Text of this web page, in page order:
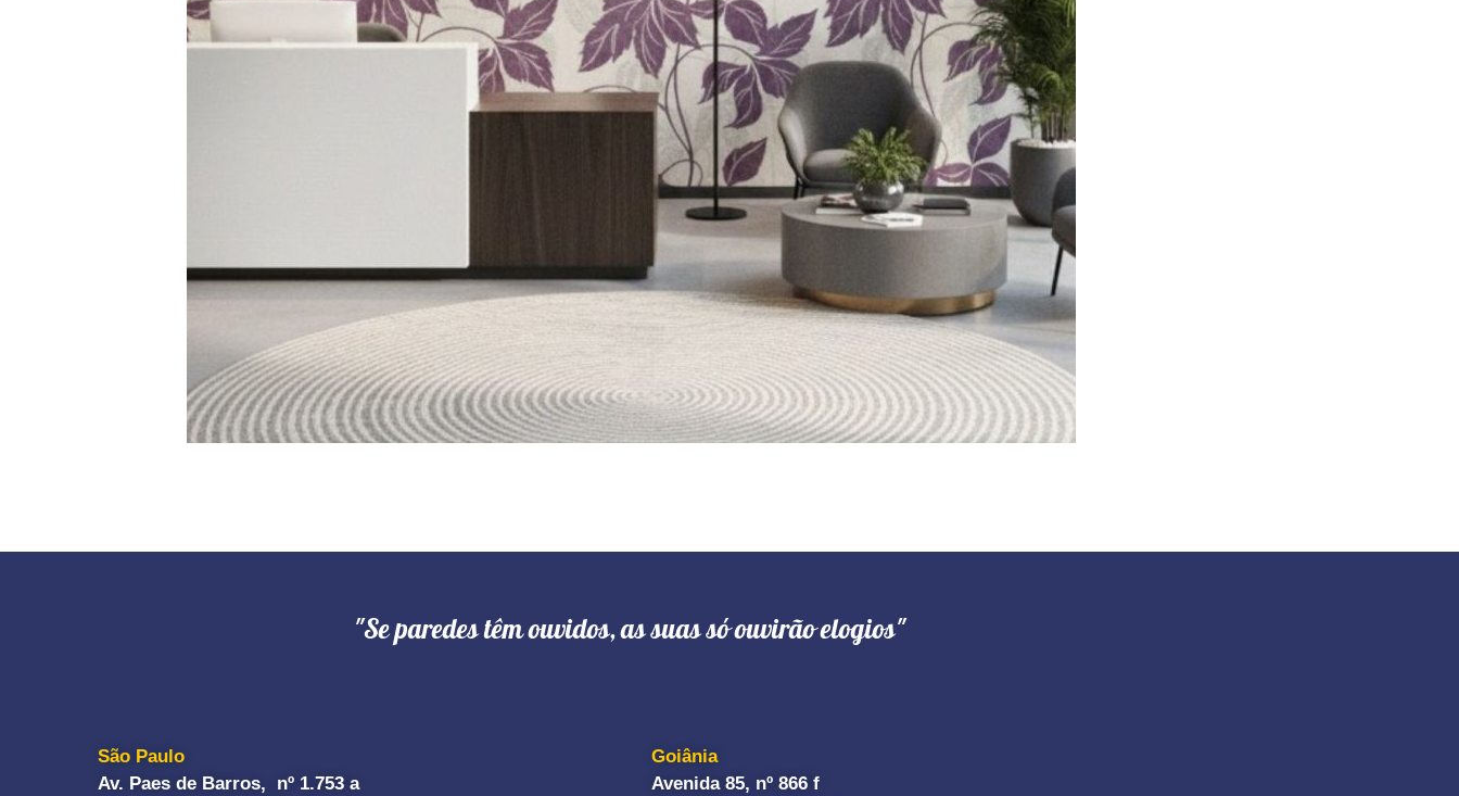
"Se paredes têm ouvidos, as suas só ouvirão elogios"
São Paulo
Av. Paes de Barros, nº 1.753 a
Goiânia
Avenida 85, nº 866 f